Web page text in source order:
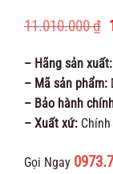
11.010.000₫
– Hãng sản xuất:
– Mã sản phẩm:
– Bảo hành
– Xuất xứ:
Gọi Ngay